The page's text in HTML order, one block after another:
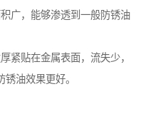
广，能够渗透到一般防锈油
紧贴在金属表面，流失少，
油效果更好。